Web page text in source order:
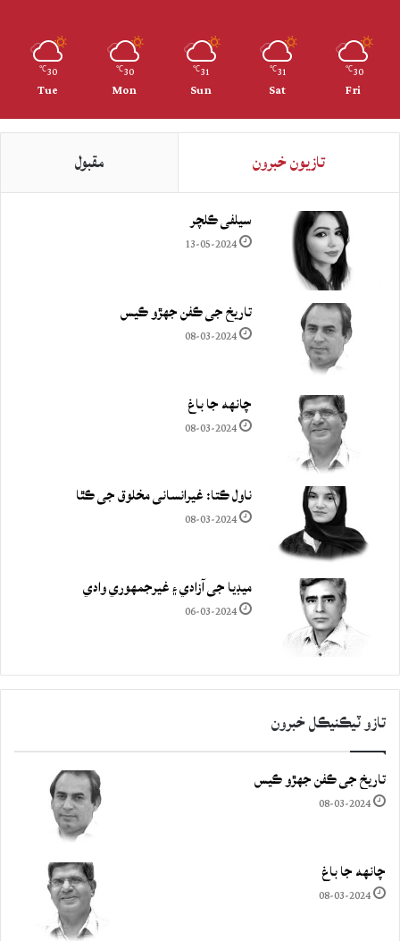
30
℃
Fri
31
℃
Sat
31
℃
Sun
30
℃
Mon
30
℃
Tue
تازيون خبرون مقبول
سيلفي ڪلچر
13-05-2024
تاريخ جي ڪفن جھڙو ڪيس
08-03-2024
چانهه جا باغ
08-03-2024
ناول ڪتا: غيرانساني مخلوق جي ڪٿا
08-03-2024
ميڊيا جي آزادي ۽ غيرجمھوري وادي
06-03-2024
تازو ٽيڪنيڪل خبرون
تاريخ جي ڪفن جھڙو ڪيس
08-03-2024
چانهه جا باغ
08-03-2024